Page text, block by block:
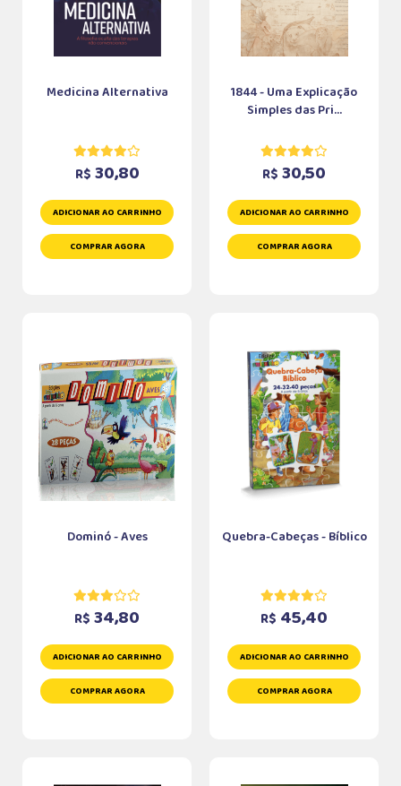
Medicina Alternativa
R$ 30,80
ADICIONAR AO CARRINHO
COMPRAR AGORA
1844 - Uma Explicação
Simples das Pri...
R$ 30,50
ADICIONAR AO CARRINHO
COMPRAR AGORA
Dominó - Aves
R$ 34,80
ADICIONAR AO CARRINHO
COMPRAR AGORA
Quebra-Cabeças - Bíblico
R$ 45,40
ADICIONAR AO CARRINHO
COMPRAR AGORA